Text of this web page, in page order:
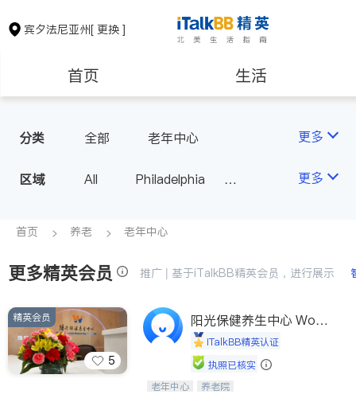
宾夕法尼亚州[ 更换 ]
首页 生活
保险理财
银行贷款
建筑装修 教育
养老 非盈利组织
分类 全部 老年中心 更多
区域 All
Philadelphia
PA - Other Cities
更多
首页 养老 老年中心
更多精英会员 推广 | 基于iTalkBB精英会员，进行展示
5
精英会员
阳光保健养生中心 World
shineiTalkBB精英认证
执照已核实
阳光保健养生中心为老年人提供日间护
老年中心 养老院